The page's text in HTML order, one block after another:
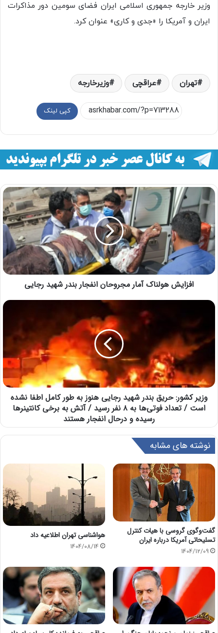
وزیر خارجه جمهوری اسلامی ایران فضای سومین دور مذاکرات
ایران و آمریکا را «جدی و کاری» عنوان کرد.
تهران عراقچی وزيرخارجه
کپی لینک
افزایش هولناک آمار مجروحان انفجار بندر شهید رجایی
وزیر کشور: حریق بندر شهید رجایی هنوز به طور کامل اطفا نشده
است / تعداد فوتی‌ها به ۸ نفر رسید / آتش به برخی کانتینرها
رسیده و درحال انفجار هستند
نوشته های مشابه
گفت‌وگوی گروسی با هیات کنترل
تسلیحاتی آمریکا درباره ایران
1404/12/09
هواشناسی تهران اطلاعیه داد
1404/08/14